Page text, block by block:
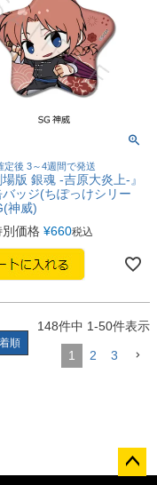
定後 3～4週間で発送
場版 銀魂 -吉原大炎上-』
ッジ(ちぽっけシリー
神威)
別価格 ¥660税込
順
148件中 1-50件表示
1 2 3